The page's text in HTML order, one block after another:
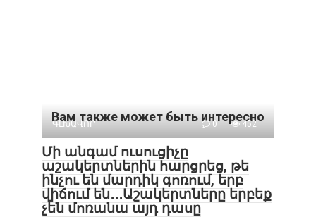
Вам также может быть интересно
ԳԼԽԱՎՈՐ 0 452
Մի անգամ ուսուցիչը
աշակերտներին հարցրեց, թե
ինչու են մարդիկ գոռում, երբ
վիճում են․․․Աշակերտները երբեք
չեն մոռանա այդ դասը